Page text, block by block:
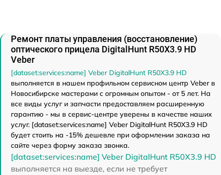
Ремонт платы управления (восстановление)
оптического прицела DigitalHunt R50X3.9 HD
Veber
[dataset:services:name] Veber DigitalHunt R50X3.9 HD
выполняется в нашем профильном сервисном центр Veber в
Новосибирске мастерами с огромным опытом - от 5 лет. На
все виды услуг и запчасти предоставляем расширенную
гарантию - мы в сервис-центре уверены в качестве наших
услуг. [dataset:services:name] Veber DigitalHunt R50X3.9 HD
будет стоить на -15% дешевле при оформлении заказа на
сайте через форму заказа звонка.
[dataset:services:name] Veber DigitalHunt R50X3.9 HD
выполняется на выезде, если не требует